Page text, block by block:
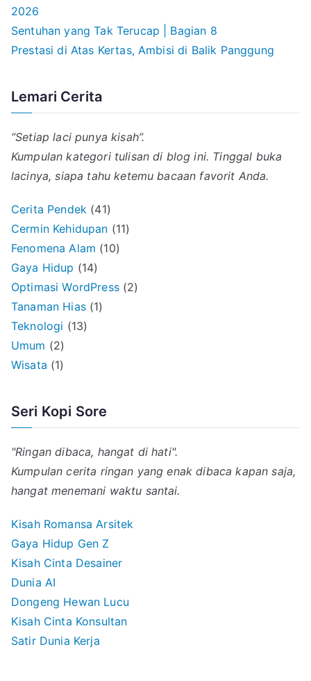
2026
Sentuhan yang Tak Terucap | Bagian 8
Prestasi di Atas Kertas, Ambisi di Balik Panggung
Lemari Cerita
“Setiap laci punya kisah”.
Kumpulan kategori tulisan di blog ini. Tinggal buka
lacinya, siapa tahu ketemu bacaan favorit Anda.
Cerita Pendek (41)
Cermin Kehidupan (11)
Fenomena Alam (10)
Gaya Hidup (14)
Optimasi WordPress(2)
Tanaman Hias(1)
Teknologi (13)
Umum (2)
Wisata (1)
Seri Kopi Sore
"Ringan dibaca, hangat di hati".
Kumpulan cerita ringan yang enak dibaca kapan saja,
hangat menemani waktu santai.
Kisah Romansa Arsitek
Gaya Hidup Gen Z
Kisah Cinta Desainer
Dunia AI
Dongeng Hewan Lucu
Kisah Cinta Konsultan
Satir Dunia Kerja